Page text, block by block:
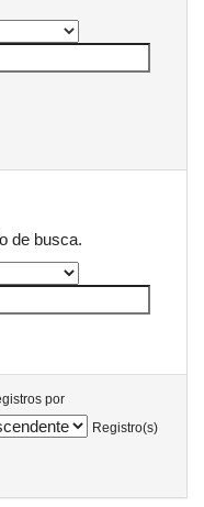
de busca.
por
Registro(s)